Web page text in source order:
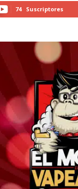
74 Suscriptores